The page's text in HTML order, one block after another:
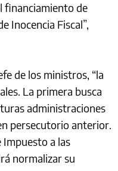
financiamiento de
Inocencia Fiscal”,
de los ministros, “la
La primera busca
administraciones
persecutorio anterior.
Impuesto a las
normalizar su